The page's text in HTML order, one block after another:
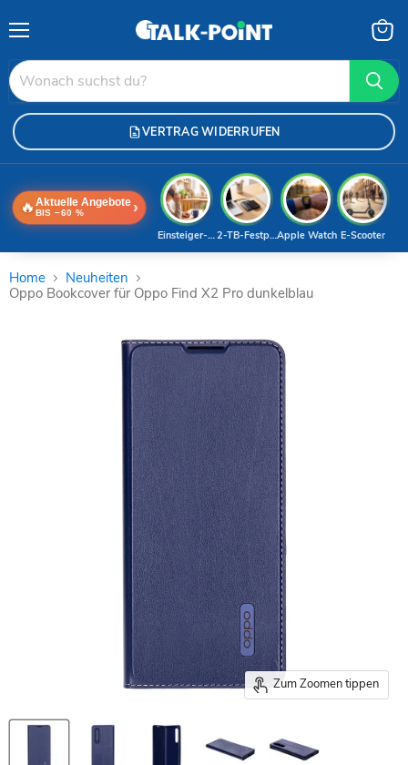
VERTRAG WIDERRUFEN
🔥 Aktuelle Angebote
BIS −60 % ›
E-Scooter
Apple Watch
2-TB-Festplatte
Einsteiger-Handy
Home
Neuheiten
Oppo Bookcover für Oppo Find X2 Pro dunkelblau
Zum Zoomen tippen